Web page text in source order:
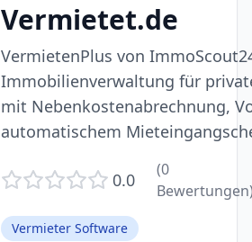
Vermietet.de
VermietenPlus von
Immobilienverwaltung für
mit Nebenkostenabrechnung,
automatischem
0.0 (0
Vermieter Software